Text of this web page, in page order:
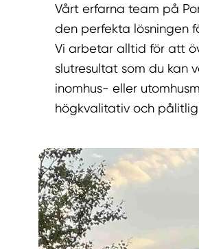
Vårt erfarna team på
den perfekta lösningen
Vi arbetar alltid för att
slutresultat som du kan
inomhus- eller
högkvalitativ och pålitlig